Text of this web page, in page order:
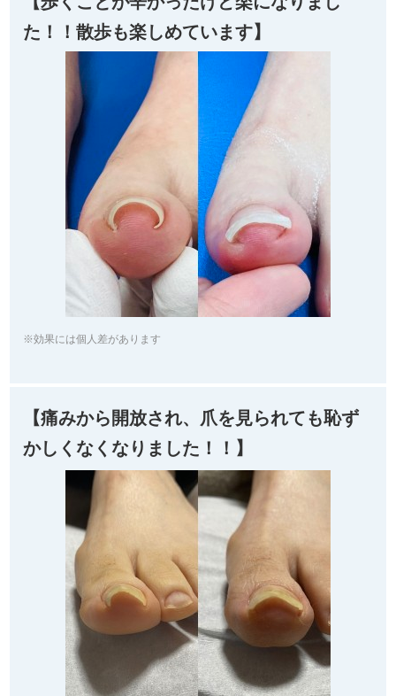
た！！散歩も楽しめています】
※効果には個人差があります
【痛みから開放され、爪を見られても恥ず
かしくなくなりました！！】